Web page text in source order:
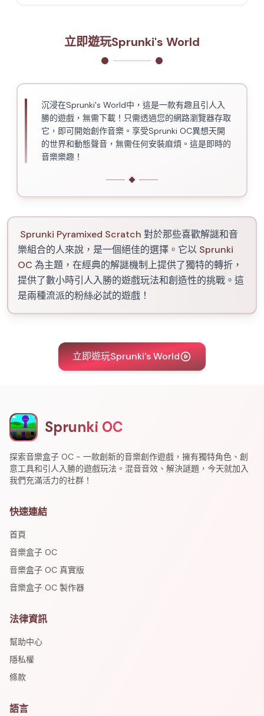
立即遊玩Sprunki's World
沉浸在Sprunki's World中，這是一款有趣且引人入
勝的遊戲，無需下載！只需透過您的網路瀏覽器存取
它，即可開始創作音樂。享受Sprunki OC異想天開
的世界和動態聲音，無需任何安裝麻煩。這是即時的
音樂樂趣！
Sprunki Pyramixed Scratch 對於那些喜歡解謎和音
樂組合的人來說，是一個絕佳的選擇。它以 Sprunki
OC 為主題，在經典的解謎機制上提供了獨特的轉折，
提供了數小時引人入勝的遊戲玩法和創造性的挑戰。這
是兩種流派的粉絲必試的遊戲！
立即遊玩Sprunki's World
Sprunki OC
探索音樂盒子 OC - 一款創新的音樂創作遊戲，擁有獨特角色、創
意工具和引人入勝的遊戲玩法。混音音效、解決謎題，今天就加入
我們充滿活力的社群！
快速連結
首頁
音樂盒子 OC
音樂盒子 OC 真實版
音樂盒子 OC 製作器
法律資訊
幫助中心
隱私權
條款
語言